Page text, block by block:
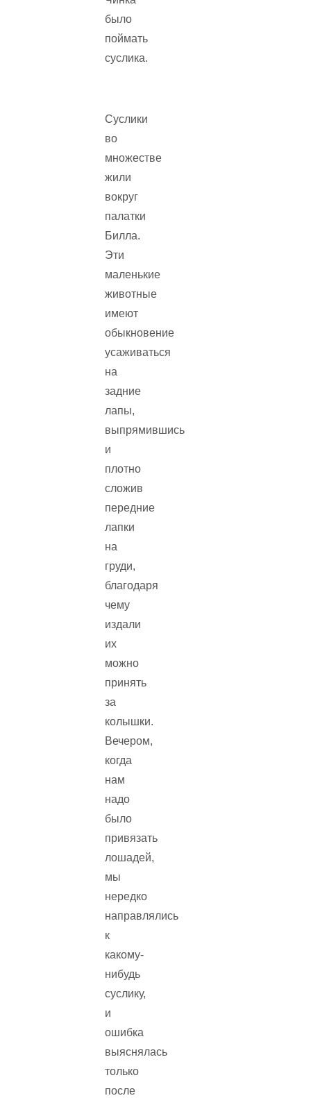
было
поймать
суслика.
Суслики
во
множестве
жили
вокруг
палатки
Билла.
Эти
маленькие
животные
имеют
обыкновение
усаживаться
на
задние
лапы,
выпрямившись
и
плотно
сложив
передние
лапки
на
груди,
благодаря
чему
издали
их
можно
принять
за
колышки.
Вечером,
когда
нам
надо
было
привязать
лошадей,
мы
нередко
направлялись
к
какому-
нибудь
суслику,
и
ошибка
выяснялась
только
после